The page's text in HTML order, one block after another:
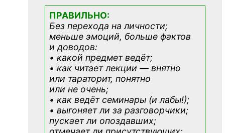
ПРАВИЛЬНО:
Без перехода на личности;
меньше эмоций, больше фактов
и доводов:
• какой предмет ведёт;
• как читает лекции — внятно
или тараторит, понятно
или не очень;
• как ведёт семинары (и лабы!);
• выгоняет ли за разговорчики;
пускает ли опоздавших;